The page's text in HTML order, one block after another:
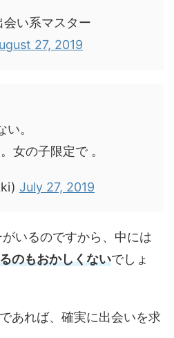
い系マスター
27, 2019
。
女の子限定で 。
July 27, 2019
いるのですから、中には
のもおかしくないでしょ
あれば、確実に出会いを求